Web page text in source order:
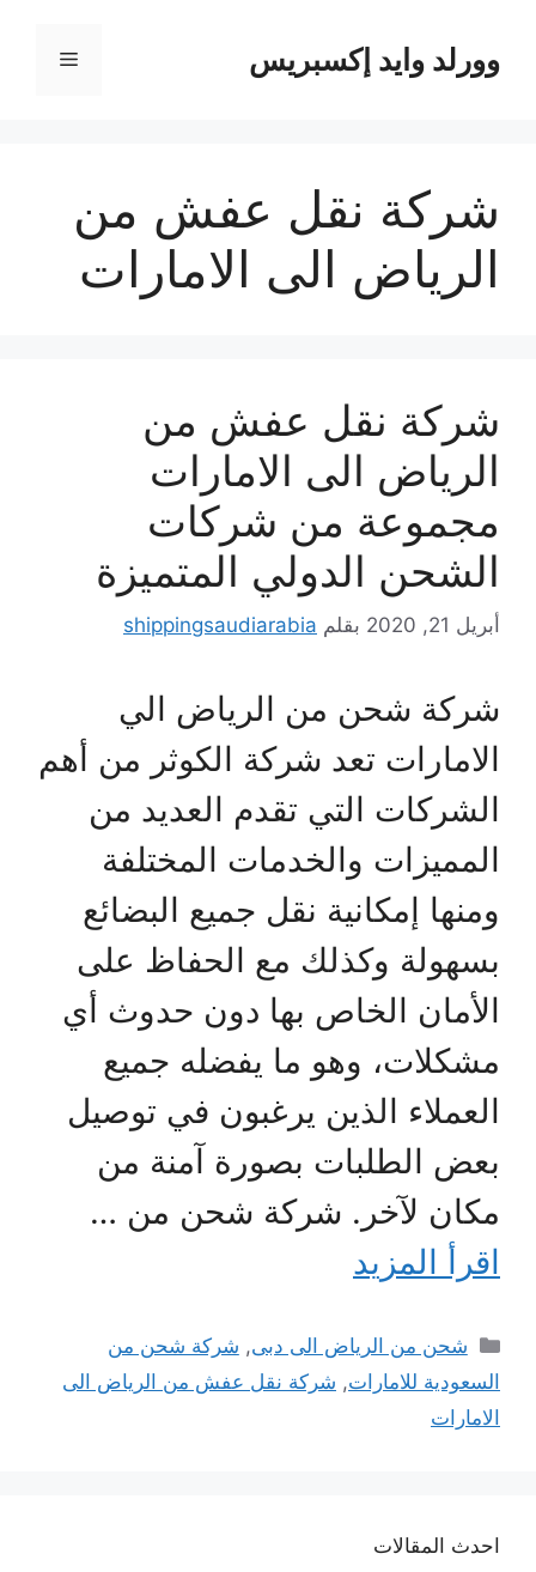
المحتوىوورلد وايد إكسبريس القائمة
شركة نقل عفش من
الرياض الى الامارات
شركة نقل عفش من
الرياض الى الامارات
مجموعة من شركات
الشحن الدولي المتميزة
أبريل 21, 2020 بقلم shippingsaudiarabia
شركة شحن من الرياض الي
الامارات تعد شركة الكوثر من أهم
الشركات التي تقدم العديد من
المميزات والخدمات المختلفة
ومنها إمكانية نقل جميع البضائع
بسهولة وكذلك مع الحفاظ على
الأمان الخاص بها دون حدوث أي
مشكلات، وهو ما يفضله جميع
العملاء الذين يرغبون في توصيل
بعض الطلبات بصورة آمنة من
مكان لآخر. شركة شحن من …
اقرأ المزيد
التصنيفات
شحن من الرياض الى دبى, شركة شحن من
السعودية للامارات, شركة نقل عفش من الرياض الى
الامارات
احدث المقالات